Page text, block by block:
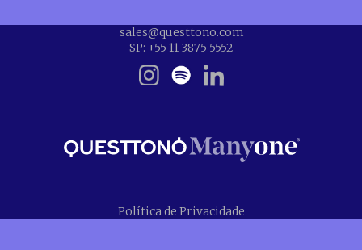
sales@questtono.com
SP: +55 11 3875 5552
Política de Privacidade